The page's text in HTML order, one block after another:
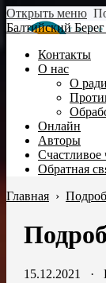
Открыть меню
Балтийский
Контакты
О нас
О
Онлайн
Авторы
Счастливое
Обратная
Главная ›
15.12.2021 ·